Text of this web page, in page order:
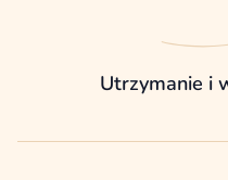
Utrzymanie i